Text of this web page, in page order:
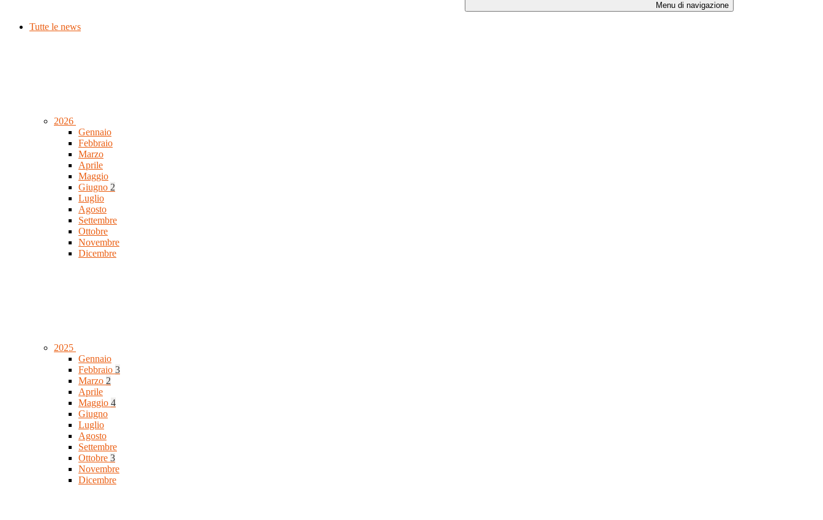
Menu di navigazione
Tutte le news
2026
Gennaio
Febbraio
Marzo
Aprile
Maggio
Giugno 2
Luglio
Agosto
Settembre
Ottobre
Novembre
Dicembre
2025
Gennaio
Febbraio 3
Marzo 2
Aprile
Maggio 4
Giugno
Luglio
Agosto
Settembre
Ottobre 3
Novembre
Dicembre